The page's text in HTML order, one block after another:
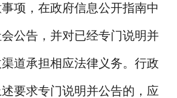
项，在政府信息公开指南中
公告，并对已经专门说明并
道承担相应法律义务。行政
要求专门说明并公告的，应